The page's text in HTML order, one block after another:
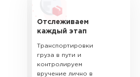
Отслеживаем
каждый этап
Транспортировки
груза в пути и
контролируем
вручение лично в